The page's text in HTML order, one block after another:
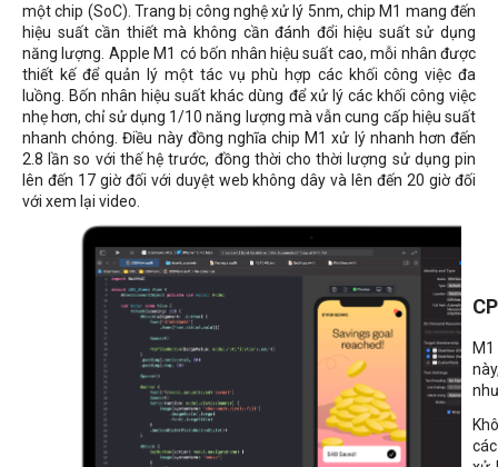
một chip (SoC). Trang bị công nghệ xử lý 5nm, chip M1 mang đến
hiệu suất cần thiết mà không cần đánh đổi hiệu suất sử dụng
năng lượng. Apple M1 có bốn nhân hiệu suất cao, mỗi nhân được
thiết kế để quản lý một tác vụ phù hợp các khối công việc đa
luồng. Bốn nhân hiệu suất khác dùng để xử lý các khối công việc
nhẹ hơn, chỉ sử dụng 1/10 năng lượng mà vẫn cung cấp hiệu suất
nhanh chóng. Điều này đồng nghĩa chip M1 xử lý nhanh hơn đến
2.8 lần so với thế hệ trước, đồng thời cho thời lượng sử dụng pin
lên đến 17 giờ đối với duyệt web không dây và lên đến 20 giờ đối
với xem lại video.